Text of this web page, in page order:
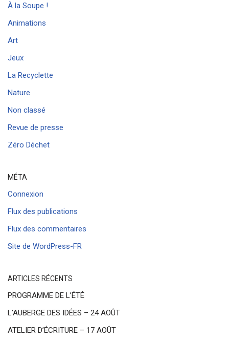
À la Soupe !
Animations
Art
Jeux
La Recyclette
Nature
Non classé
Revue de presse
Zéro Déchet
MÉTA
Connexion
Flux des publications
Flux des commentaires
Site de WordPress-FR
ARTICLES RÉCENTS
PROGRAMME DE L’ÉTÉ
L’AUBERGE DES IDÉES – 24 AOÛT
ATELIER D’ÉCRITURE – 17 AOÛT